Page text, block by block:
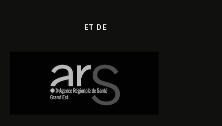
ET DE